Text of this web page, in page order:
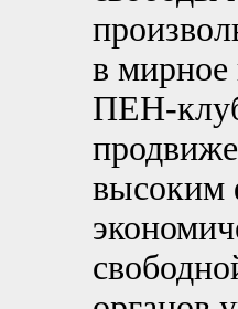
в мирное
ПЕН-
высоким